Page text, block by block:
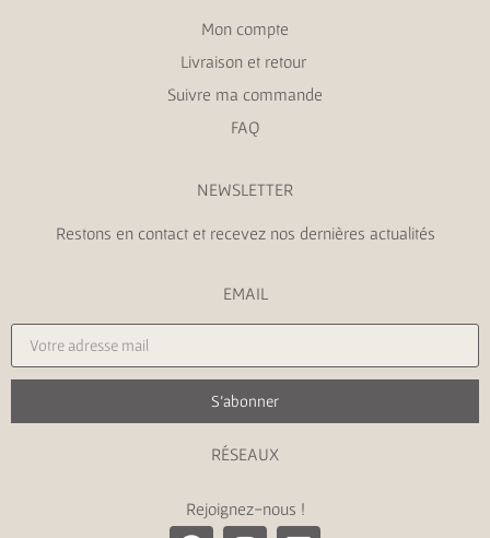
Mon compte
Livraison et retour
Suivre ma commande
FAQ
NEWSLETTER
Restons en contact et recevez nos dernières actualités
EMAIL
S'abonner
RÉSEAUX
Rejoignez-nous !